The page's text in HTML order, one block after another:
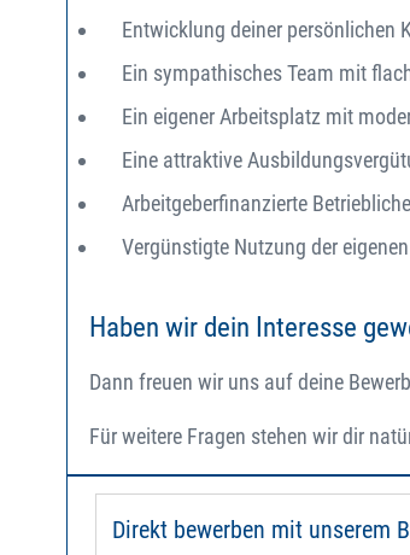
Entwicklung deiner persönlichen
Ein sympathisches Team mit
Ein eigener Arbeitsplatz mit
Eine attraktive
Arbeitgeberfinanzierte
Vergünstigte Nutzung der
Haben wir dein Interesse
Dann freuen wir uns auf deine
Für weitere Fragen stehen wir dir
Direkt bewerben mit unserem